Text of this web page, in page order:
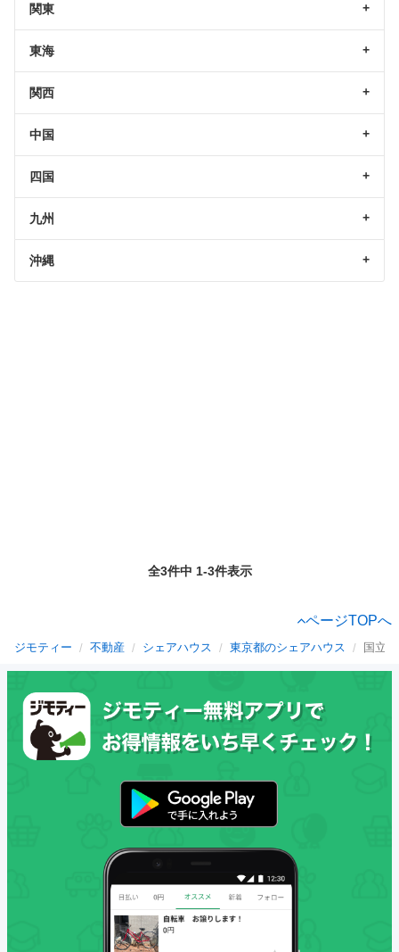
関東
東海
関西
中国
四国
九州
沖縄
全3件中 1-3件表示
ページTOPへ
ジモティー 不動産 シェアハウス 東京都のシェアハウス 国立